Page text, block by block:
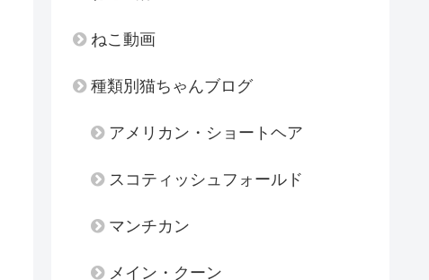
ねこ動画
種類別猫ちゃんブログ
アメリカン・ショートヘア
スコティッシュフォールド
マンチカン
メイン・クーン